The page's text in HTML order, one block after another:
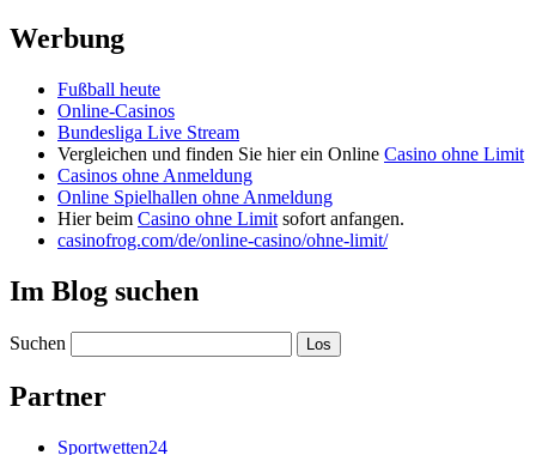
Werbung
Fußball heute
Online-Casinos
Bundesliga Live Stream
Vergleichen und finden Sie hier ein Online Casino ohne Limit
Casinos ohne Anmeldung
Online Spielhallen ohne Anmeldung
Hier beim Casino ohne Limit sofort anfangen.
casinofrog.com/de/online-casino/ohne-limit/
Im Blog suchen
Suchen
Partner
Sportwetten24